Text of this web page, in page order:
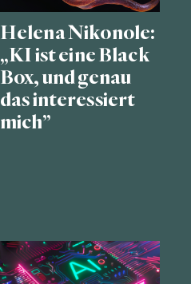
Helena Nikonole:
„KI ist eine Black
Box, und genau
das interessiert
mich”